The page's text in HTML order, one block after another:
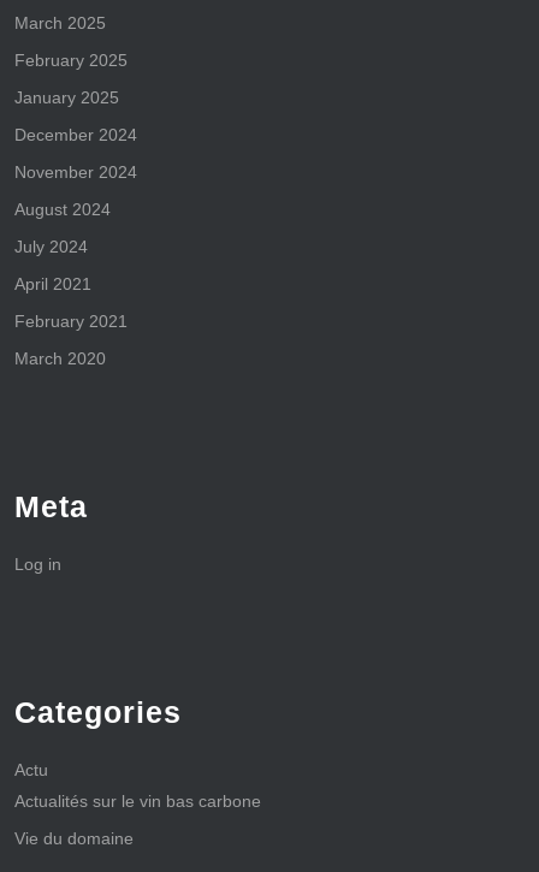
March 2025
February 2025
January 2025
December 2024
November 2024
August 2024
July 2024
April 2021
February 2021
March 2020
Meta
Log in
Categories
Actu
Actualités sur le vin bas carbone
Vie du domaine